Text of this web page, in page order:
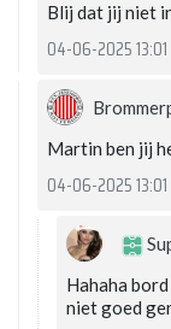
Blij dat jij niet
04-06-2025 13:01
Martin ben jij
04-06-2025 13:01
Hahaha
niet goed